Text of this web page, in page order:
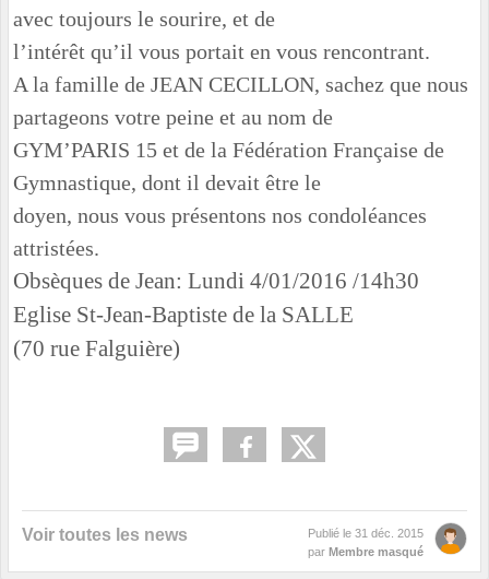
avec toujours le sourire, et de
l’intérêt qu’il vous portait en vous rencontrant.
A la famille de JEAN CECILLON, sachez que nous
partageons votre peine et au nom de
GYM’PARIS 15 et de la Fédération Française de
Gymnastique, dont il devait être le
doyen, nous vous présentons nos condoléances
attristées.
Obsèques de Jean: Lundi 4/01/2016 /14h30
Eglise St-Jean-Baptiste de la SALLE
(70 rue Falguière)
Voir toutes les news Publié le 31 déc. 2015
par Membre masqué